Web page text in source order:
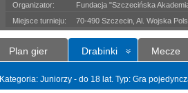
Organizator:
Fundacja "Szczecińska
Miejsce turnieju:
70-490 Szczecin, Al. Wojska
Plan gier Drabinki Mecze
Kategoria: Juniorzy - do 18 lat. Typ: Gra